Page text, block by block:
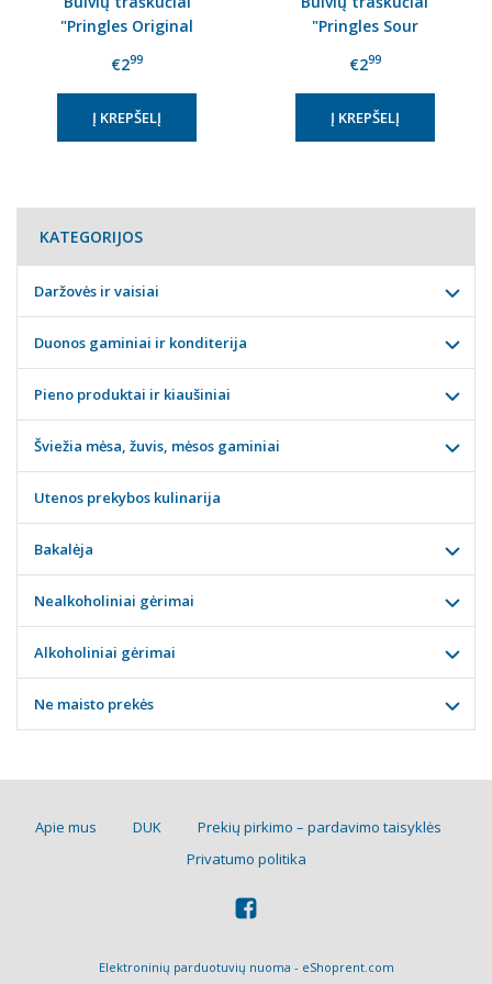
"Pringles Original
€299
"Pringles Sour
€299
KATEGORIJOS
Daržovės ir vaisiai
Duonos gaminiai ir konditerija
Pieno produktai ir kiaušiniai
Šviežia mėsa, žuvis, mėsos gaminiai
Utenos prekybos kulinarija
Bakalėja
Nealkoholiniai gėrimai
Alkoholiniai gėrimai
Ne maisto prekės
Apie mus DUK
Prekių pirkimo – pardavimo taisyklės
Privatumo politika
Elektroninių parduotuvių nuoma - eShoprent.com